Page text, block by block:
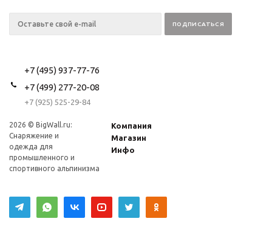
+7 (495) 937-77-76
+7 (499) 277-20-08
+7 (925) 525-29-84
2026 © BigWall.ru:
Снаряжение и
одежда для
промышленного и
спортивного альпинизма
Компания
Магазин
Инфо